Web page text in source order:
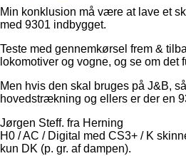
Min konklusion må være at lave et
med 9301 indbygget.
Teste med gennemkørsel frem &
lokomotiver og vogne, og se om det
Men hvis den skal bruges på J&B,
hovedstrækning og ellers er der en
Jørgen Steff. fra Herning
H0 / AC / Digital med CS3+ / K
kun DK (p. gr. af dampen).